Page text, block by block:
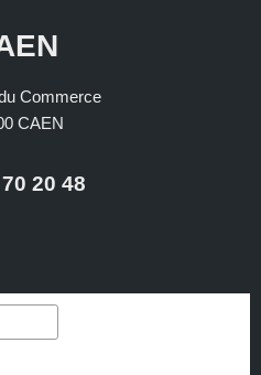
Commerce
CAEN
20 48